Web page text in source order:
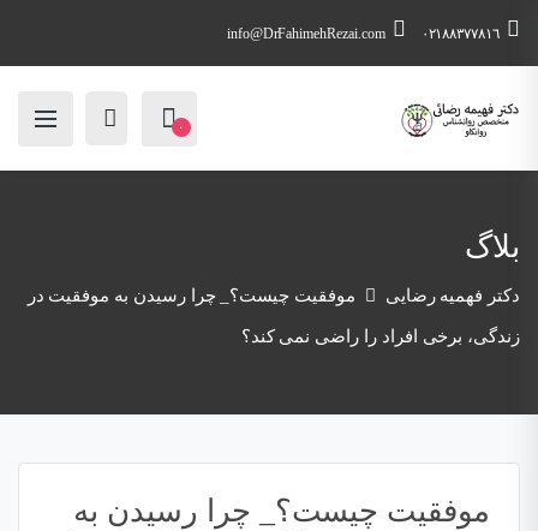
٠٢١٨٨٣٧٧٨١٦ info@DrFahimehRezai.com
۰
بلاگ
دکتر فهمیه رضایی موفقیت چیست؟_ چرا رسیدن به موفقیت در
زندگی، برخی افراد را راضی نمی کند؟
موفقیت چیست؟_ چرا رسیدن به